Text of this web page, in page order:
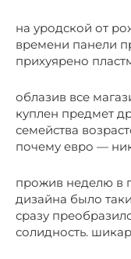
на уродской от
времени панели
прихуярено
облазив все
куплен предмет
семейства
почему евро —
прожив неделю в
дизайна было
сразу
солидность.